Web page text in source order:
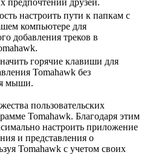
предпочтений друзей.
настроить пути к папкам с
компьютере для
добавления треков в
горячие клавиши для
Tomahawk без
мыши.
пользовательских
Tomahawk. Благодаря этим
настроить приложение
и представления о
Tomahawk с учетом своих